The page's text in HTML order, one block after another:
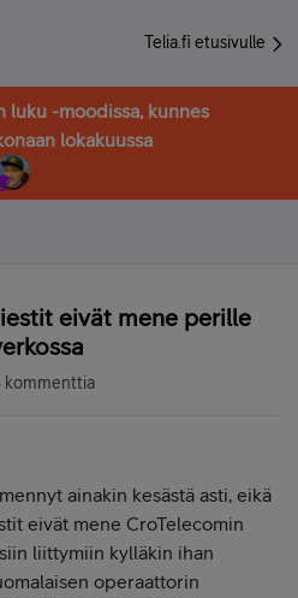
Telia.fi etusivulle
luku -moodissa, kunnes
lokakuussa
eivät mene perille
kommenttia
ainakin kesästä asti, eikä
eivät mene CroTelecomin
liittymiin kylläkin ihan
operaattorin